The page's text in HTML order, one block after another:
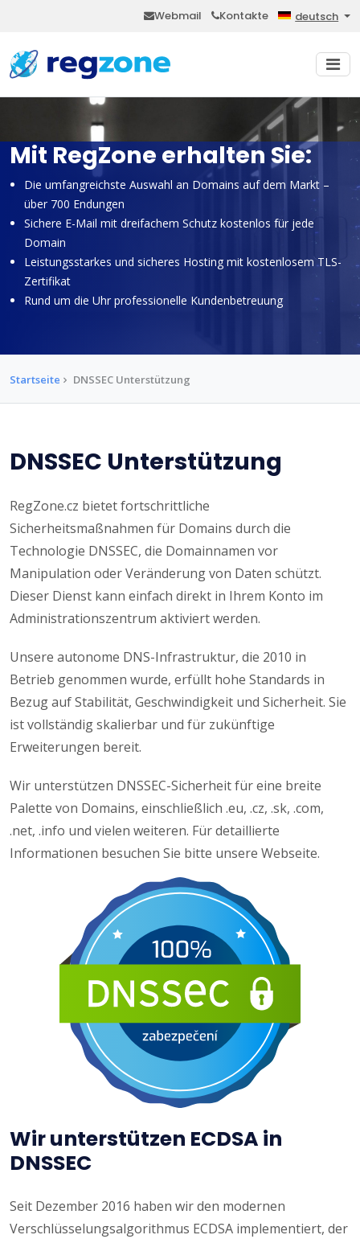
Webmail Kontakte deutsch
Mit RegZone erhalten Sie:
Die umfangreichste Auswahl an Domains auf dem Markt –
über 700 Endungen
Sichere E-Mail mit dreifachem Schutz kostenlos für jede
Domain
Leistungsstarkes und sicheres Hosting mit kostenlosem TLS-
Zertifikat
Rund um die Uhr professionelle Kundenbetreuung
Startseite DNSSEC Unterstützung
DNSSEC Unterstützung
RegZone.cz bietet fortschrittliche
Sicherheitsmaßnahmen für Domains durch die
Technologie DNSSEC, die Domainnamen vor
Manipulation oder Veränderung von Daten schützt.
Dieser Dienst kann einfach direkt in Ihrem Konto im
Administrationszentrum aktiviert werden.
Unsere autonome DNS-Infrastruktur, die 2010 in
Betrieb genommen wurde, erfüllt hohe Standards in
Bezug auf Stabilität, Geschwindigkeit und Sicherheit. Sie
ist vollständig skalierbar und für zukünftige
Erweiterungen bereit.
Wir unterstützen DNSSEC-Sicherheit für eine breite
Palette von Domains, einschließlich .eu, .cz, .sk, .com,
.net, .info und vielen weiteren. Für detaillierte
Informationen besuchen Sie bitte unsere Webseite.
Wir unterstützen ECDSA in
DNSSEC
Seit Dezember 2016 haben wir den modernen
Verschlüsselungsalgorithmus ECDSA implementiert, der